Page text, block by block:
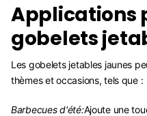
Applications
gobelets
Les gobelets jetables jaunes
thèmes et occasions, tels que :
Barbecues d'été:Ajoute une